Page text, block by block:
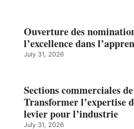
Ouverture des
l’excellence dans
July 31, 2026
Sections commerciales
Transformer l’expertise
levier pour l’industrie
July 31, 2026